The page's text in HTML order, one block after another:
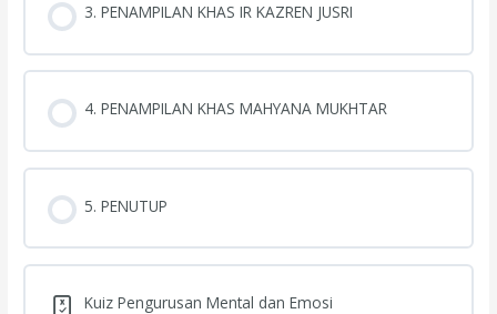
3. PENAMPILAN KHAS IR KAZREN JUSRI
4. PENAMPILAN KHAS MAHYANA MUKHTAR
5. PENUTUP
Kuiz Pengurusan Mental dan Emosi